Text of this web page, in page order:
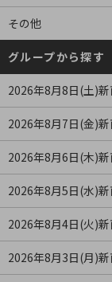
その他
グループから探す
2026年8月8日(土)新
2026年8月7日(金)新
2026年8月6日(木)新
2026年8月5日(水)新
2026年8月4日(火)新
2026年8月3日(月)新